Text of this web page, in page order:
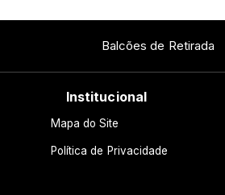
Balcões de Retirada
Institucional
Mapa do Site
Política de Privacidade